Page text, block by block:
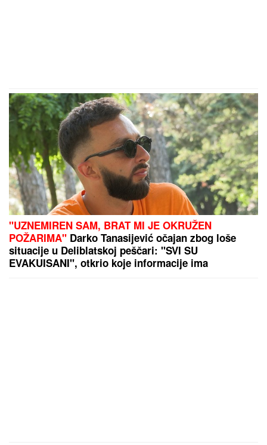
"UZNEMIREN SAM, BRAT MI JE OKRUŽEN
POŽARIMA" Darko Tanasijević očajan zbog loše
situacije u Deliblatskoj peščari: "SVI SU
EVAKUISANI", otkrio koje informacije ima